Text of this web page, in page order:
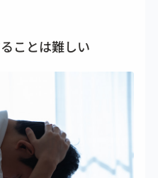
ことは難しい